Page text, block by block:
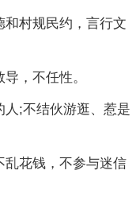
和村规民约，言行文
，不任性。
;不结伙游逛、惹是
乱花钱，不参与迷信